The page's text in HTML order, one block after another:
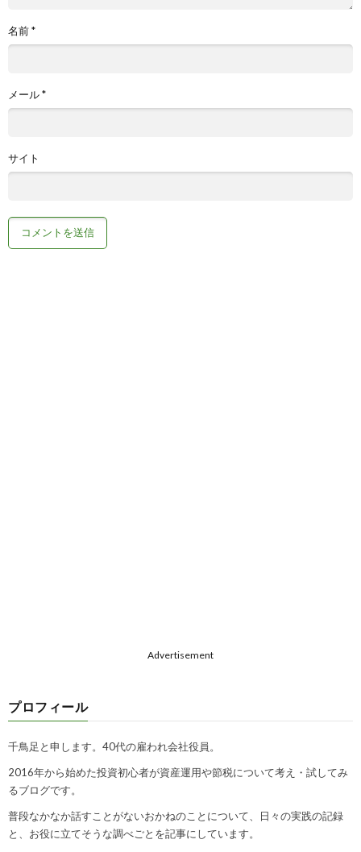
名前*
メール*
サイト
Advertisement
プロフィール
千鳥足と申します。40代の雇われ会社役員。
2016年から始めた投資初心者が資産運用や節税について考え・試してみ
るブログです。
普段なかなか話すことがないおかねのことについて、日々の実践の記録
と、お役に立てそうな調べごとを記事にしています。